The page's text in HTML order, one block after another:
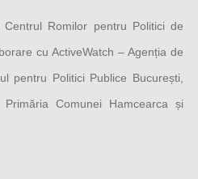
Romilor pentru Politici de
cu ActiveWatch – Agenția de
pentru Politici Publice București,
Comunei Hamcearca și